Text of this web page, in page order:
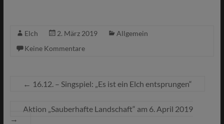
Elch 2. März 2019
Allgemein
Keine Kommentare
← 16.12. – Singspiel: „Es ist ein Elch entsprungen“
Aktion „Sauberhafte Landschaft“ am 6. April 2019
→